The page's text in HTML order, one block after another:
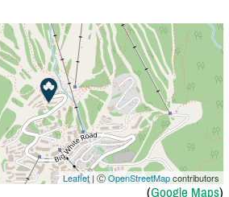
Leaflet | ⒸOpenStreetMapcontributors
(Google Maps)